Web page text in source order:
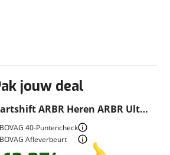
jouw deal
ARBR Heren ARBR Ultra
Marine L 2025
BOVAG 40-Puntencheck
BOVAG Afleverbeurt